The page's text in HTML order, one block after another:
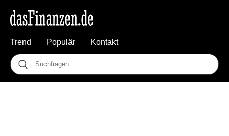
Trend Populär Kontakt